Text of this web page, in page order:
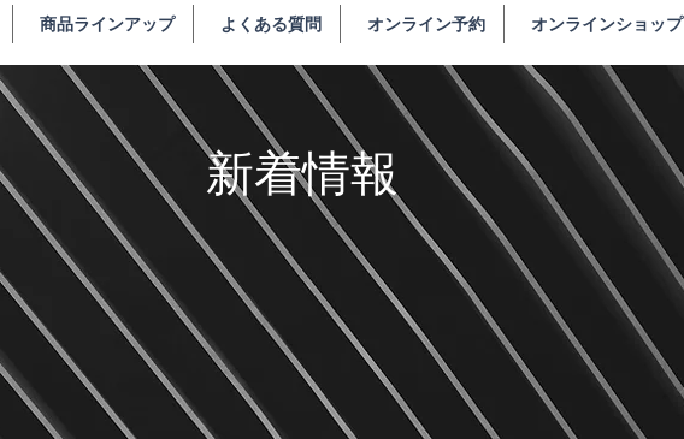
商品ラインアップ よくある質問 オンライン予約 オンラインショップ
新着情報